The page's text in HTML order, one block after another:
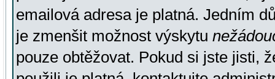
emailová adresa je platná. Jedním
je zmenšit možnost výskytu
pouze obtěžovat. Pokud si jste jisti,